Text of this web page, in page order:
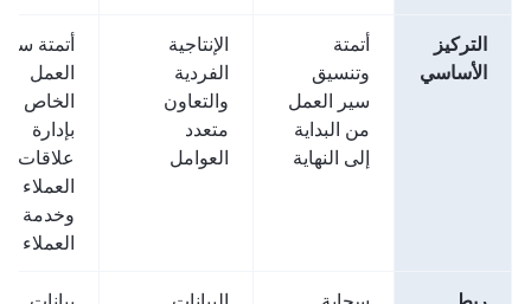
التركيز
الأساسي
أتمتة
وتنسيق
سير العمل
من البداية
إلى النهاية
الإنتاجية
الفردية
والتعاون
متعدد
العوامل
أتمتة سير
العمل
الخاص
بإدارة
علاقات
العملاء
وخدمة
العملاء